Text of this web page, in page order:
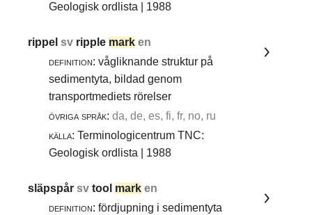
Geologisk ordlista | 1988
rippelsv ripple mark en
definition: vågliknande struktur på
sedimentyta, bildad genom
transportmediets rörelser
övriga språk: da, de, es, fi, fr, no, ru
källa: Terminologicentrum TNC:
Geologisk ordlista | 1988
släpspårsvtool mark en
definition: fördjupning i sedimentyta